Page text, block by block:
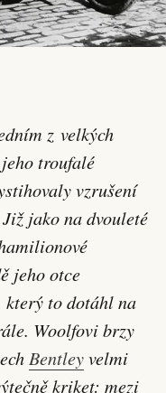
z velkých
troufalé
vzrušení
jako na dvouleté
jeho otce
který to dotáhl na
Woolfovi brzy
Bentleyvelmi
kriket: mezi